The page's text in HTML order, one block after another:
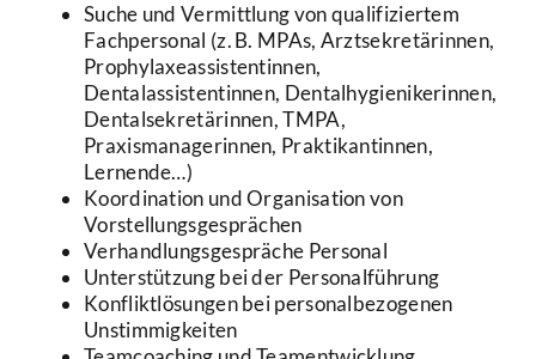
Suche und Vermittlung von qualifiziertem
Fachpersonal (z. B. MPAs, Arztsekretärinnen,
Prophylaxeassistentinnen,
Dentalassistentinnen, Dentalhygienikerinnen,
Dentalsekretärinnen, TMPA,
Praxismanagerinnen, Praktikantinnen,
Lernende…)
Koordination und Organisation von
Vorstellungsgesprächen
Verhandlungsgespräche Personal
Unterstützung bei der Personalführung
Konfliktlösungen bei personalbezogenen
Unstimmigkeiten